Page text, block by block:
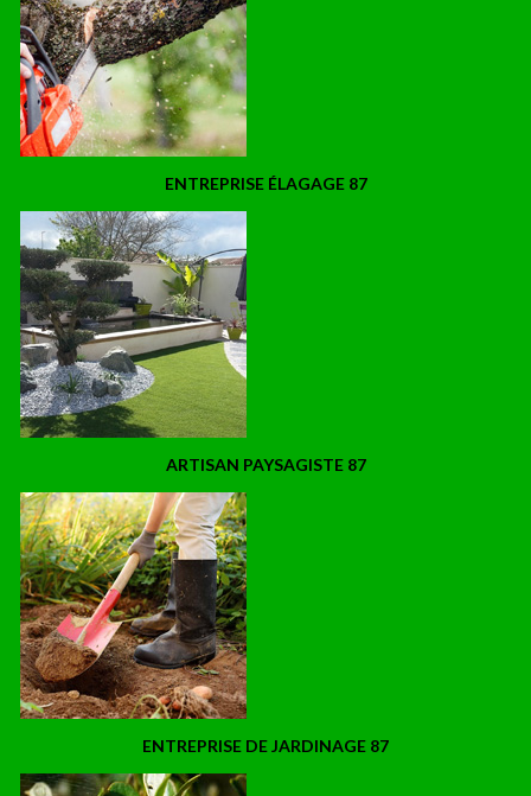
ENTREPRISE ÉLAGAGE 87
ARTISAN PAYSAGISTE 87
ENTREPRISE DE JARDINAGE 87